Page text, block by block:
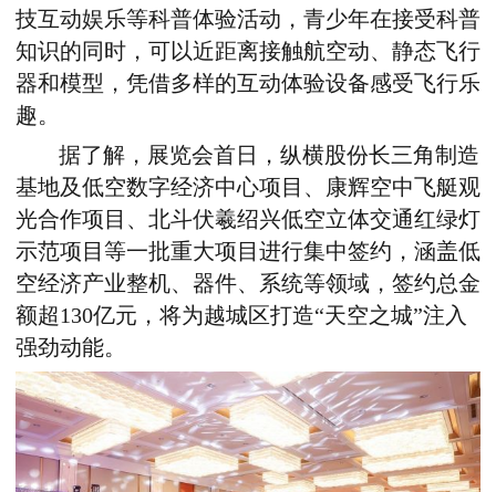
技互动娱乐等科普体验活动，青少年在接受科普
知识的同时，可以近距离接触航空动、静态飞行
器和模型，凭借多样的互动体验设备感受飞行乐
趣。
据了解，展览会首日，纵横股份长三角制造
基地及低空数字经济中心项目、康辉空中飞艇观
光合作项目、北斗伏羲绍兴低空立体交通红绿灯
示范项目等一批重大项目进行集中签约，涵盖低
空经济产业整机、器件、系统等领域，签约总金
额超130亿元，将为越城区打造“天空之城”注入
强劲动能。